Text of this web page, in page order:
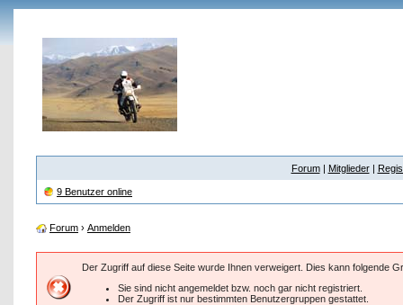
Forum| Mitglieder|
9 Benutzer online
Forum › Anmelden
Der Zugriff auf diese Seite wurde Ihnen verweigert. Dies kann folgende
Sie sind nicht angemeldet bzw. noch gar nicht registriert.
Der Zugriff ist nur bestimmten Benutzergruppen gestattet.